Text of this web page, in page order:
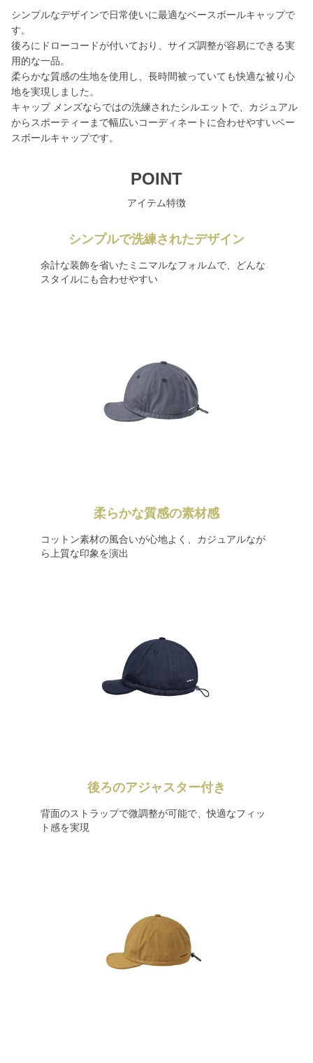
シンプルなデザインで日常使いに最適なベースボールキャップで
す。
後ろにドローコードが付いており、サイズ調整が容易にできる実
用的な一品。
柔らかな質感の生地を使用し、長時間被っていても快適な被り心
地を実現しました。
キャップ メンズならではの洗練されたシルエットで、カジュアル
からスポーティーまで幅広いコーディネートに合わせやすいベー
スボールキャップです。
POINT
アイテム特徴
シンプルで洗練されたデザイン
余計な装飾を省いたミニマルなフォルムで、どんな
スタイルにも合わせやすい
柔らかな質感の素材感
コットン素材の風合いが心地よく、カジュアルなが
ら上質な印象を演出
後ろのアジャスター付き
背面のストラップで微調整が可能で、快適なフィッ
ト感を実現